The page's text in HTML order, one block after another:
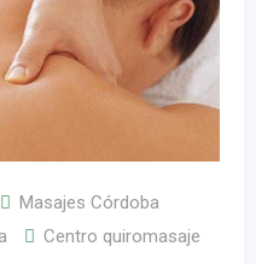
Masajes Córdoba
Centro quiromasaje